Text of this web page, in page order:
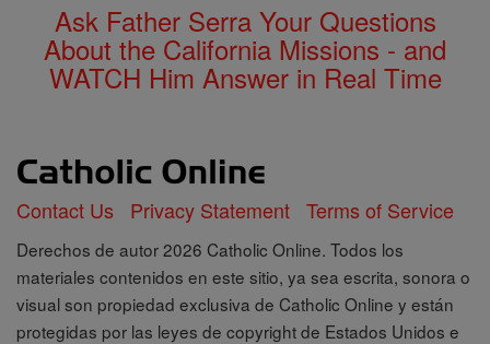
Ask Father Serra Your Questions
About the California Missions - and
WATCH Him Answer in Real Time
Contact Us Privacy Statement Terms of Service
Derechos de autor 2026 Catholic Online. Todos los
materiales contenidos en este sitio, ya sea escrita, sonora o
visual son propiedad exclusiva de Catholic Online y están
protegidas por las leyes de copyright de Estados Unidos e